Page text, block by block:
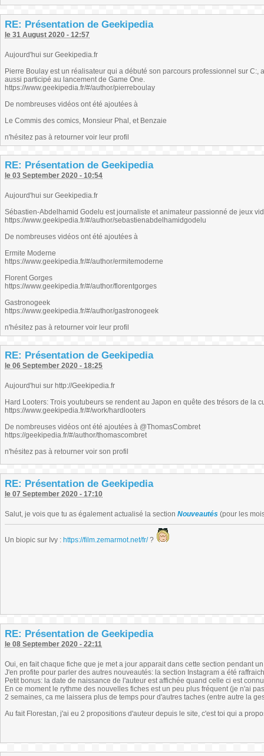
RE: Présentation de Geekipedia
le 31 August 2020 - 12:57
Aujourd'hui sur Geekipedia.fr
Pierre Boulay est un réalisateur qui a débuté son parcours professionnel sur
aussi participé au lancement de Game One.
https://www.geekipedia.fr/#/author/pierreboulay
De nombreuses vidéos ont été ajoutées à
Le Commis des comics, Monsieur Phal, et Benzaie
n'hésitez pas à retourner voir leur profil
RE: Présentation de Geekipedia
le 03 September 2020 - 10:54
Aujourd'hui sur Geekipedia.fr
Sébastien-Abdelhamid Godelu est journaliste et animateur passionné de jeux
https://www.geekipedia.fr/#/author/sebastienabdelhamidgodelu
De nombreuses vidéos ont été ajoutées à
Ermite Moderne
https://www.geekipedia.fr/#/author/ermitemoderne
Florent Gorges
https://www.geekipedia.fr/#/author/florentgorges
Gastronogeek
https://www.geekipedia.fr/#/author/gastronogeek
n'hésitez pas à retourner voir leur profil
RE: Présentation de Geekipedia
le 06 September 2020 - 18:25
Aujourd'hui sur http://Geekipedia.fr
Hard Looters: Trois youtubeurs se rendent au Japon en quête des trésors de la
https://www.geekipedia.fr/#/work/hardlooters
De nombreuses vidéos ont été ajoutées à @ThomasCombret
https://geekipedia.fr/#/author/thomascombret
n'hésitez pas à retourner voir son profil
RE: Présentation de Geekipedia
le 07 September 2020 - 17:10
Salut, je vois que tu as également actualisé la section Nouveautés (pour les
Un biopic sur Ivy : https://film.zemarmot.net/fr/?
RE: Présentation de Geekipedia
le 08 September 2020 - 22:11
Oui, en fait chaque fiche que je met a jour apparait dans cette section pendant
J'en profite pour parler des autres nouveautés: la section Instagram a été
Petit bonus: la date de naissance de l'auteur est affichée quand celle ci est
En ce moment le rythme des nouvelles fiches est un peu plus fréquent (je n'ai
2 semaines, ca me laissera plus de temps pour d'autres taches (entre autre la
Au fait Florestan, j'ai eu 2 propositions d'auteur depuis le site, c'est toi qui a